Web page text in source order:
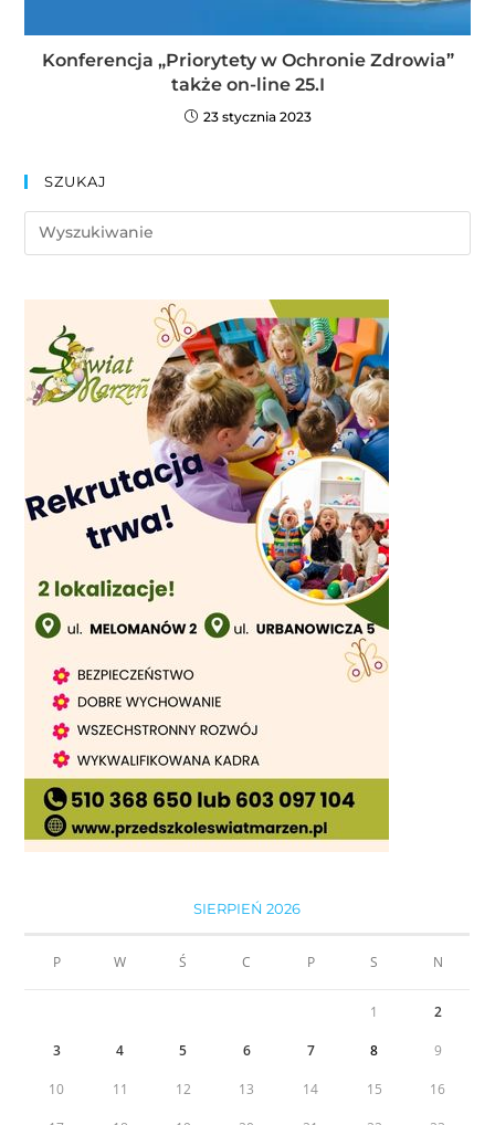
Konferencja „Priorytety w Ochronie Zdrowia”
także on-line 25.I
23 stycznia 2023
SZUKAJ
SIERPIEŃ 2026
P W Ś C P S N
1 2
3 4 5 6 7 8 9
10 11 12 13 14 15 16